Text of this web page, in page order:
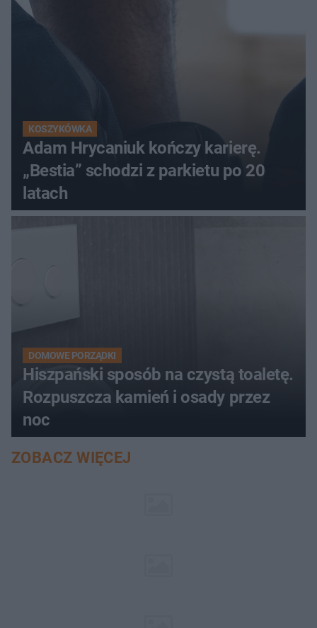
KOSZYKÓWKA
Adam Hrycaniuk kończy karierę.
„Bestia” schodzi z parkietu po 20
latach
DOMOWE PORZĄDKI
Hiszpański sposób na czystą toaletę.
Rozpuszcza kamień i osady przez
noc
ZOBACZ WIĘCEJ